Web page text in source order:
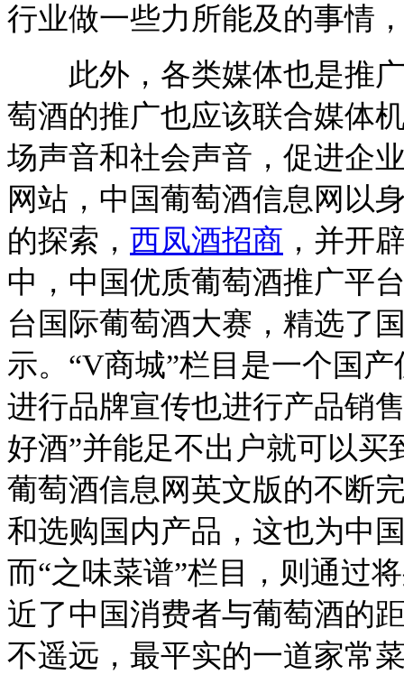
行业做一些力所能及的事情
此外，各类媒体也是推广
萄酒的推广也应该联合媒体
场声音和社会声音，促进企
网站，中国葡萄酒信息网以
的探索， 西凤酒招商 ，并开
中，中国优质葡萄酒推广平
台国际葡萄酒大赛，精选了
示。“V商城”栏目是一个国
进行品牌宣传也进行产品销
好酒”并能足不出户就可以
葡萄酒信息网英文版的不断
和选购国内产品，这也为中
而“之味菜谱”栏目，则通过
近了中国消费者与葡萄酒的
不遥远，最平实的一道家常